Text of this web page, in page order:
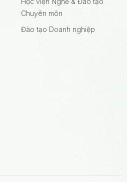
Chuyên môn
Đào tạo Doanh nghiệp